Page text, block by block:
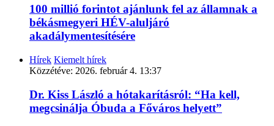
100 millió forintot ajánlunk fel az államnak a
békásmegyeri HÉV-aluljáró
akadálymentesítésére
Hírek Kiemelt hírek
Közzétéve: 2026. február 4. 13:37
Dr. Kiss László a hótakarításról: “Ha kell,
megcsinálja Óbuda a Főváros helyett”